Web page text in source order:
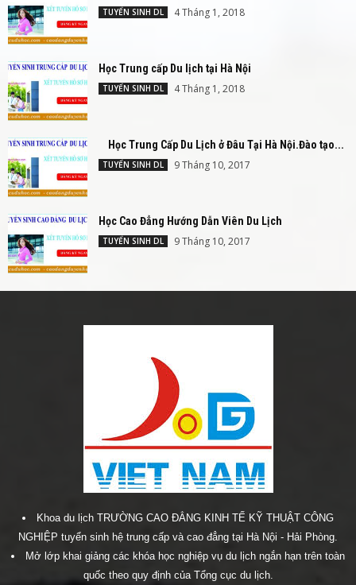
TUYỂN SINH DL 4 Tháng 1, 2018
Học Trung cấp Du lịch tại Hà Nội
TUYỂN SINH DL 4 Tháng 1, 2018
Học Trung Cấp Du Lịch ở Đâu Tại Hà Nội.Đào tạo...
TUYỂN SINH DL 9 Tháng 10, 2017
Học Cao Đẳng Hướng Dẫn Viên Du Lịch
TUYỂN SINH DL 9 Tháng 10, 2017
Khoa du lịch TRƯỜNG CAO ĐẲNG KINH TẾ KỸ THUẬT CÔNG
NGHIỆP tuyển sinh hệ trung cấp và cao đẳng tại Hà Nội - Hải Phòng.
Mở lớp khai giảng các khóa học nghiệp vụ du lịch ngắn hạn trên toàn
quốc theo quy định của Tổng cục du lịch.